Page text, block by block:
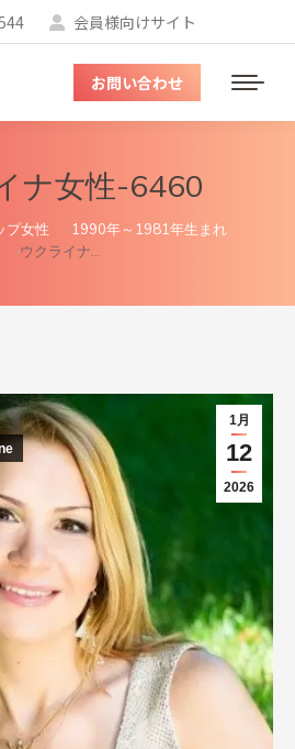
会員様向けサイト
メ
ニ
お問い合わせ
ナ女性-6460
プ女性
1990年～1981年生まれ
ウクライナ…
1月
12
2026